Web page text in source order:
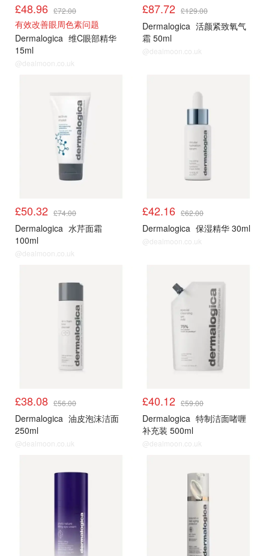
£48.96 £72.00
有效改善眼周色素问题
Dermalogica 维C眼部精华
15ml
@dealmoon.co.uk
£87.72 £129.00
Dermalogica 活颜紧致氧气
霜 50ml
@dealmoon.co.uk
£50.32 £74.00
Dermalogica 水芹面霜
100ml
@dealmoon.co.uk
£42.16 £62.00
Dermalogica 保湿精华 30ml
@dealmoon.co.uk
£38.08 £56.00
Dermalogica 油皮泡沫洁面
250ml
@dealmoon.co.uk
£40.12 £59.00
Dermalogica 特制洁面啫喱
补充装 500ml
@dealmoon.co.uk